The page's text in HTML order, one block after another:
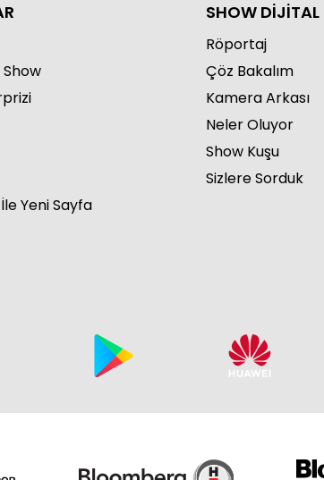
Yeni Sayfa
SHOW DİJİTAL
Röportaj
Çöz Bakalım
Kamera Arkası
Neler Oluyor
Show Kuşu
Sizlere Sorduk